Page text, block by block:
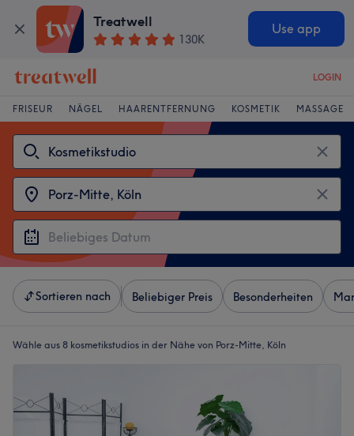
Treatwell
130K
Use app
LOGIN
FRISEUR NÄGEL HAARENTFERNUNG KOSMETIK MASSAGE
Sortieren nach Beliebiger Preis Besonderheiten
Wähle aus 8 kosmetikstudios in der Nähe von Porz-Mitte, Köln